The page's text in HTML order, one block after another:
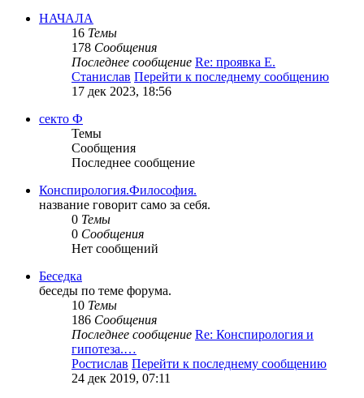
НАЧАЛА
16 Темы
178 Сообщения
Последнее сообщение Re: проявка Е.
Станислав Перейти к последнему сообщению
17 дек 2023, 18:56
секто Ф
Темы
Сообщения
Последнее сообщение
Конспирология.Философия.
название говорит само за себя.
0 Темы
0 Сообщения
Нет сообщений
Беседка
беседы по теме форума.
10 Темы
186 Сообщения
Последнее сообщение Re: Конспирология и
гипотеза.…
Ростислав Перейти к последнему сообщению
24 дек 2019, 07:11